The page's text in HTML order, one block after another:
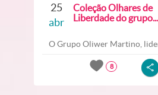
25
abr
Coleção Olhares de
Liberdade do grupo...
O Grupo Oliwer Martino,
8